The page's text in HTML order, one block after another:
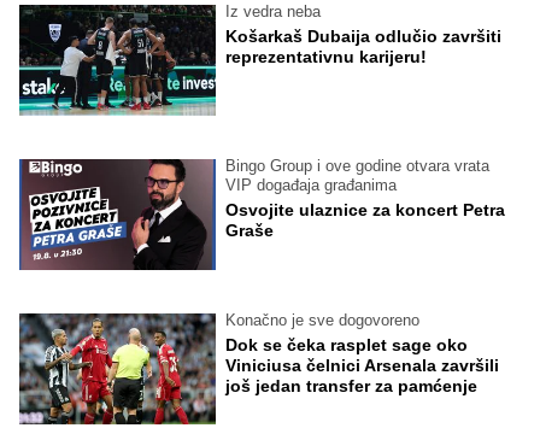
Iz vedra neba
Košarkaš Dubaija odlučio završiti
reprezentativnu karijeru!
Bingo Group i ove godine otvara vrata
VIP događaja građanima
Osvojite ulaznice za koncert Petra
Graše
Konačno je sve dogovoreno
Dok se čeka rasplet sage oko
Viniciusa čelnici Arsenala završili
još jedan transfer za pamćenje